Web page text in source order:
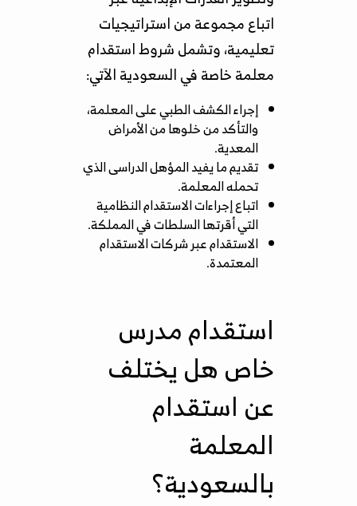
اتباع مجموعة من استراتيجيات
تعليمية، وتشمل شروط استقدام
معلمة خاصة في السعودية الآتي:
إجراء الكشف الطبي على المعلمة،
والتأكد من خلوها من الأمراض
المعدية.
تقديم ما يفيد المؤهل الدراسى الذي
تحمله المعلمة.
اتباع إجراءات الاستقدام النظامية
التي أقرتها السلطات في المملكة.
الاستقدام عبرشركات الاستقدام
المعتمدة.
استقدام مدرس
خاص هل يختلف
عن استقدام
المعلمة
بالسعودية؟